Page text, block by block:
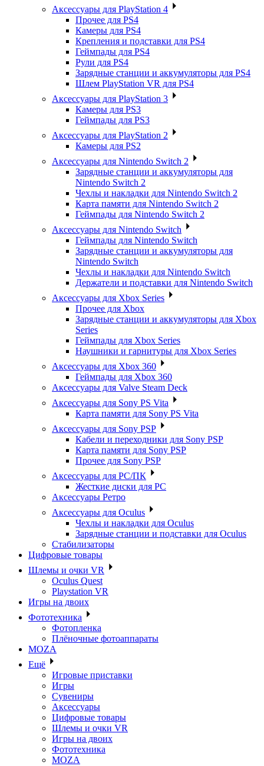
Аксессуары для PlayStation 4
Прочее для PS4
Камеры для PS4
Крепления и подставки для PS4
Геймпады для PS4
Рули для PS4
Зарядные станции и аккумуляторы для PS4
Шлем PlayStation VR для PS4
Аксессуары для PlayStation 3
Камеры для PS3
Геймпады для PS3
Аксессуары для PlayStation 2
Камеры для PS2
Аксессуары для Nintendo Switch 2
Зарядные станции и аккумуляторы для
Nintendo Switch 2
Чехлы и накладки для Nintendo Switch 2
Карта памяти для Nintendo Switch 2
Геймпады для Nintendo Switch 2
Аксессуары для Nintendo Switch
Геймпады для Nintendo Switch
Зарядные станции и аккумуляторы для
Nintendo Switch
Чехлы и накладки для Nintendo Switch
Держатели и подставки для Nintendo Switch
Аксессуары для Xbox Series
Прочее для Xbox
Зарядные станции и аккумуляторы для Xbox
Series
Геймпады для Xbox Series
Наушники и гарнитуры для Xbox Series
Аксессуары для Xbox 360
Геймпады для Xbox 360
Аксессуары для Valve Steam Deck
Аксессуары для Sony PS Vita
Карта памяти для Sony PS Vita
Аксессуары для Sony PSP
Кабели и переходники для Sony PSP
Карта памяти для Sony PSP
Прочее для Sony PSP
Аксессуары для PC/ПК
Жесткие диски для PC
Аксессуары Ретро
Аксессуары для Oculus
Чехлы и накладки для Oculus
Зарядные станции и подставки для Oculus
Стабилизаторы
Цифровые товары
Шлемы и очки VR
Oculus Quest
Playstation VR
Игры на двоих
Фототехника
Фотопленка
Плёночные фотоаппараты
MOZA
Ещё
Игровые приставки
Игры
Сувениры
Аксессуары
Цифровые товары
Шлемы и очки VR
Игры на двоих
Фототехника
MOZA